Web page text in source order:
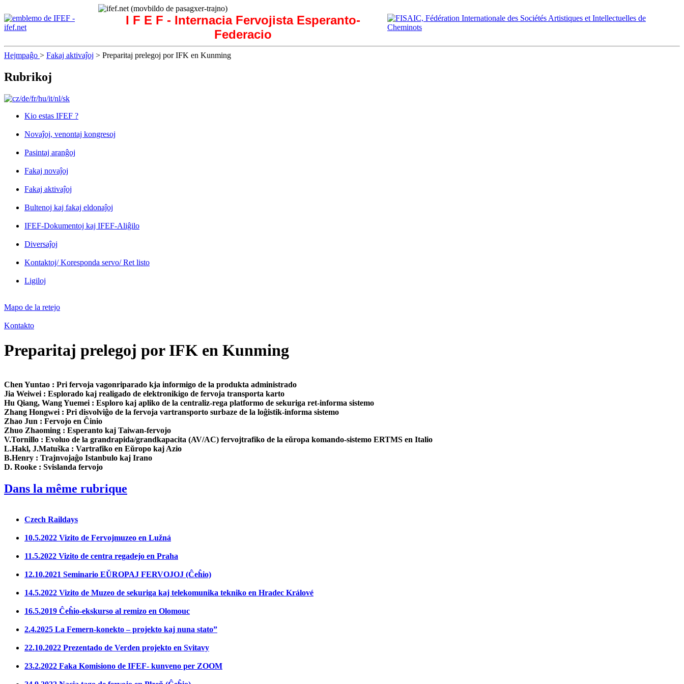
I F E F - Internacia Fervojista Esperanto-
Federacio
Hejmpaĝo > Fakaj aktivaĵoj > Preparitaj prelegoj por IFK en Kunming
Rubrikoj
Kio estas IFEF ?
Novaĵoj, venontaj kongresoj
Pasintaj aranĝoj
Fakaj novaĵoj
Fakaj aktivaĵoj
Bultenoj kaj fakaj eldonaĵoj
IFEF-Dokumentoj kaj IFEF-Aliĝilo
Diversaĵoj
Kontaktoj/ Koresponda servo/ Ret listo
Ligiloj
Mapo de la retejo
Kontakto
Preparitaj prelegoj por IFK en Kunming
Chen Yuntao : Pri fervoja vagonriparado kja informigo de la produkta administrado
Jia Weiwei : Esplorado kaj realigado de elektronikigo de fervoja transporta karto
Hu Qiang, Wang Yuemei : Esploro kaj apliko de la centraliz-rega platformo de sekuriga ret-informa sistemo
Zhang Hongwei : Pri disvolviĝo de la fervoja vartransporto surbaze de la loĝistik-informa sistemo
Zhao Jun : Fervojo en Ĉinio
Zhuo Zhaoming : Esperanto kaj Taiwan-fervojo
V.Tornillo : Evoluo de la grandrapida/grandkapacita (AV/AC) fervojtrafiko de la eŭropa komando-sistemo ERTMS en Italio
L.Hakl, J.Matuška : Vartrafiko en Eŭropo kaj Azio
B.Henry : Trajnvojaĝo Istanbulo kaj Irano
D. Rooke : Svislanda fervojo
Dans la même rubrique
Czech Raildays
10.5.2022 Vizito de Fervojmuzeo en Lužná
11.5.2022 Vizito de centra regadejo en Praha
12.10.2021 Seminario EŬROPAJ FERVOJOJ (Ĉeĥio)
14.5.2022 Vizito de Muzeo de sekuriga kaj telekomunika tekniko en Hradec Králové
16.5.2019 Ĉeĥio-ekskurso al remizo en Olomouc
2.4.2025 La Femern-konekto – projekto kaj nuna stato”
22.10.2022 Prezentado de Verden projekto en Svitavy
23.2.2022 Faka Komisiono de IFEF- kunveno per ZOOM